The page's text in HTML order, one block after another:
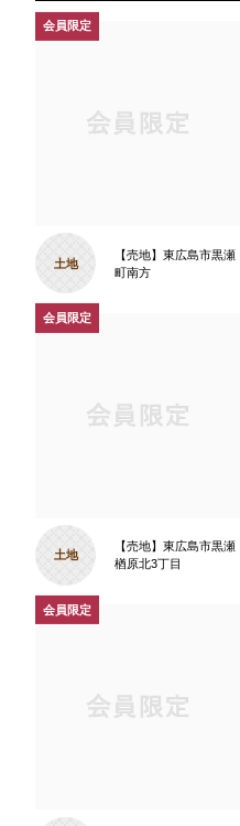
土地
【売地】東広島市黒瀬
町南方
土地
【売地】東広島市黒瀬
楢原北3丁目